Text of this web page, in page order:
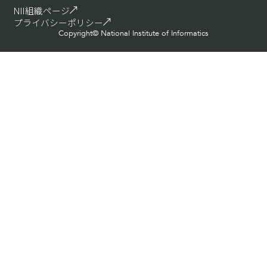
NII組織ページ
プライバシーポリシー
Copyright© National Institute of Informatics